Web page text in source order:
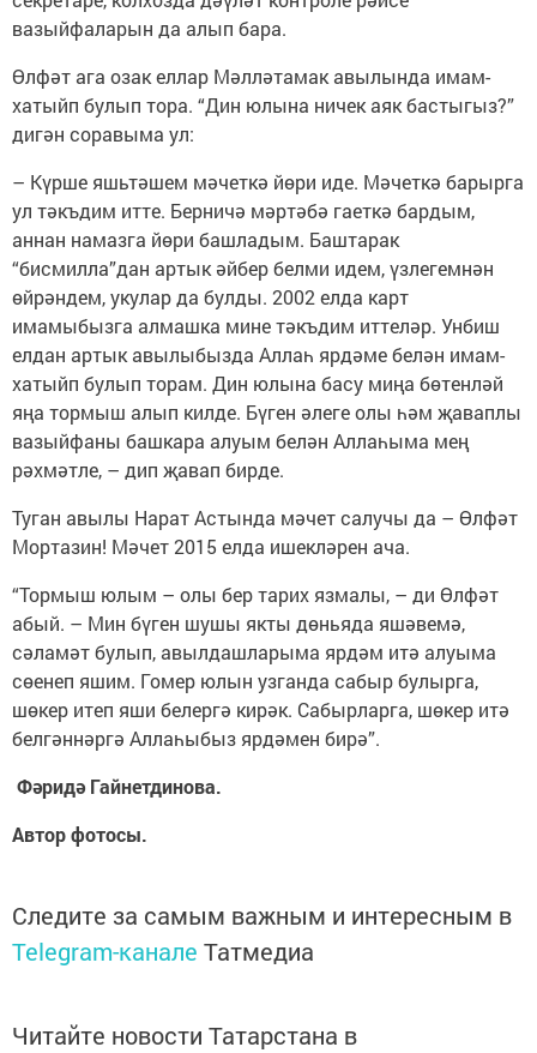
вазыйфаларын да алып бара.
Өлфәт ага озак еллар Мәлләтамак авылында имам-
хатыйп булып тора. “Дин юлына ничек аяк бастыгыз?”
дигән соравыма ул:
– Күрше яшьтәшем мәчеткә йөри иде. Мәчеткә барырга
ул тәкъдим итте. Берничә мәртәбә гаеткә бардым,
аннан намазга йөри башладым. Баштарак
“бисмилла”дан артык әйбер белми идем, үзлегемнән
өйрәндем, укулар да булды. 2002 елда карт
имамыбызга алмашка мине тәкъдим иттеләр. Унбиш
елдан артык авылыбызда Аллаһ ярдәме белән имам-
хатыйп булып торам. Дин юлына басу миңа бөтенләй
яңа тормыш алып килде. Бүген әлеге олы һәм җаваплы
вазыйфаны башкара алуым белән Аллаһыма мең
рәхмәтле, – дип җавап бирде.
Туган авылы Нарат Астында мәчет салучы да – Өлфәт
Мортазин! Мәчет 2015 елда ишекләрен ача.
“Тормыш юлым – олы бер тарих язмалы, – ди Өлфәт
абый. – Мин бүген шушы якты дөньяда яшәвемә,
сәламәт булып, авылдашларыма ярдәм итә алуыма
сөенеп яшим. Гомер юлын узганда сабыр булырга,
шөкер итеп яши белергә кирәк. Сабырларга, шөкер итә
белгәннәргә Аллаһыбыз ярдәмен бирә”.
Фәридә Гайнетдинова.
Автор фотосы.
Следите за самым важным и интересным в
Telegram-канале Татмедиа
Читайте новости Татарстана в